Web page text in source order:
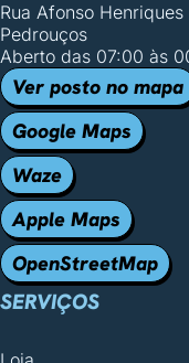
Rua Afonso Henriques
Pedrouços
Aberto das 07:00 às
Ver posto no mapa
Google Maps
Waze
Apple Maps
OpenStreetMap
SERVIÇOS